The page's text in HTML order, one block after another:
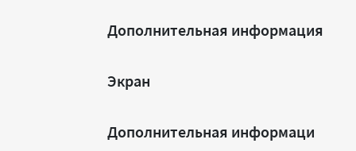
Дополнительная информация
Экран
Дополнительная информаци